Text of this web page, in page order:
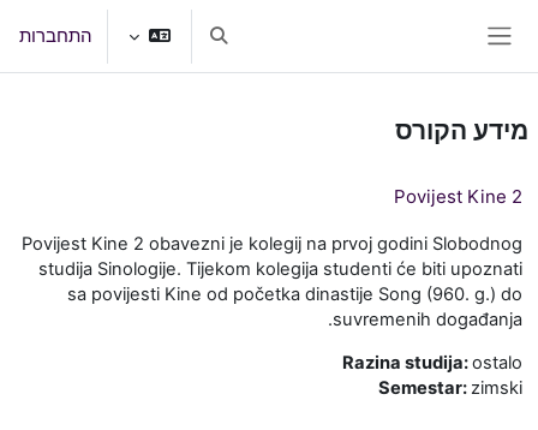
הצגה או הסתרה של קלט
התחברות
מידע הקורס
Povijest Kine 2
Povijest Kine 2 obavezni je kolegij na prvoj godini Slobodnog
studija Sinologije. Tijekom kolegija studenti će biti upoznati
sa povijesti Kine od početka dinastije Song (960. g.) do
suvremenih događanja.
Razina studija:ostalo
Semestar:zimski